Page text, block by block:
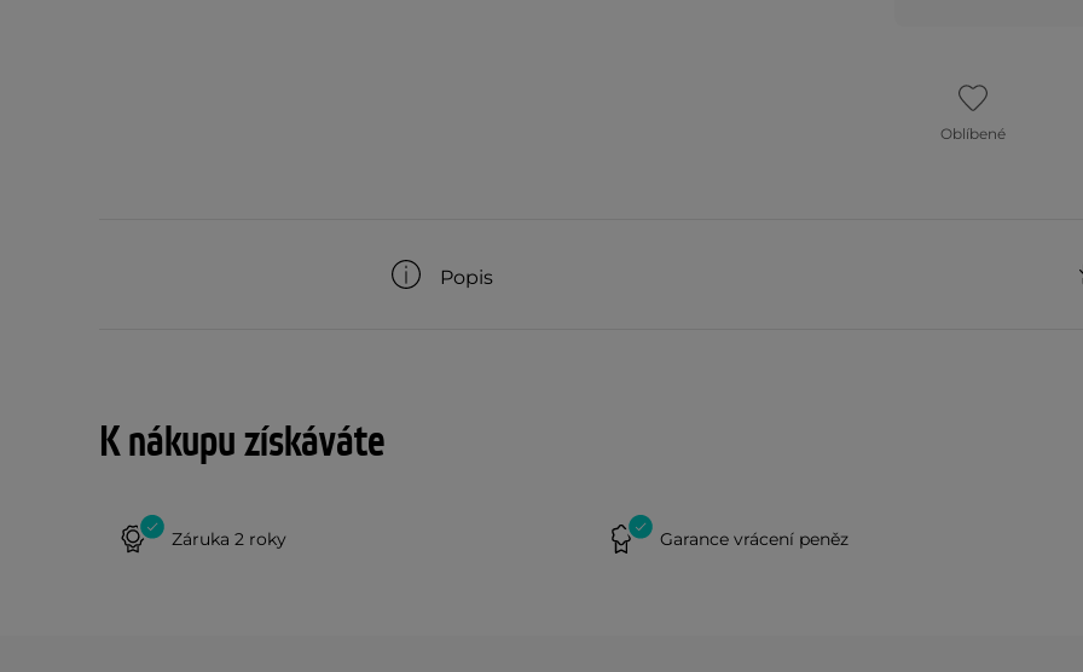
Oblíbené
Popis
K nákupu získáváte
Záruka 2 roky Garance vrácení peněz